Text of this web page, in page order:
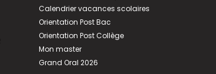
Calendrier vacances scolaires
Orientation Post Bac
Orientation Post Collège
Mon master
Grand Oral 2026